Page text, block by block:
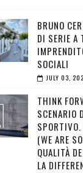
BRUNO
DI SERIE A
SOCIALI
JULY 03,
THINK
SCENARIO
(WE ARE
QUALITÀ
LA